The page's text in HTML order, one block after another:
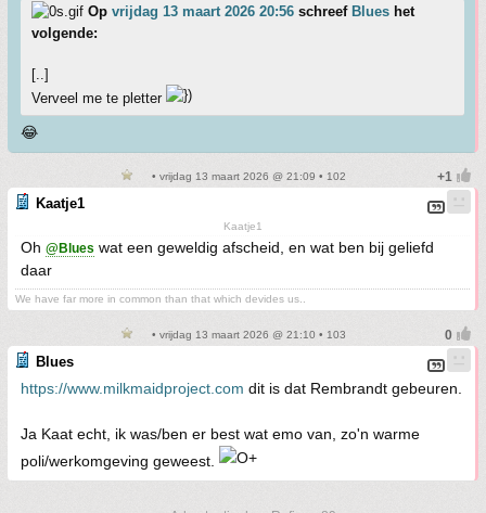
Op vrijdag 13 maart 2026 20:56 schreef Blues het
volgende:
[..]
Verveel me te pletter
😂
• vrijdag 13 maart 2026 @ 21:09 • 102
Kaatje1
Kaatje1
Oh @Blues wat een geweldig afscheid, en wat ben bij geliefd
daar
We have far more in common than that which devides us..
• vrijdag 13 maart 2026 @ 21:10 • 103
Blues
https://www.milkmaidproject.com dit is dat Rembrandt gebeuren.
Ja Kaat echt, ik was/ben er best wat emo van, zo'n warme
poli/werkomgeving geweest.